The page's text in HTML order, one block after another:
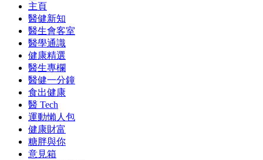
主頁
醫健新知
醫生會客室
醫學通識
健康精選
醫生專欄
醫健一分鐘
食出健康
醫 Tech
運動懶人包
健康財富
糖胖與你
意見箱